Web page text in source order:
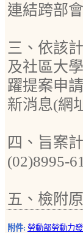
連結跨部
三、依該
及社區大
躍提案申
新消息(網
四、旨案
(02)8995-
五、檢附
附件: 勞動部勞動力